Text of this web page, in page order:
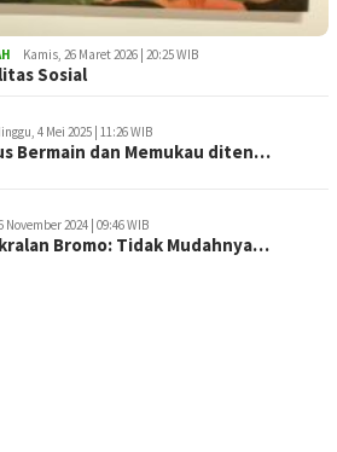
Kamis, 26 Maret 2026 | 20:25 WIB
Sosial
4 Mei 2025 | 11:26 WIB
Bermain dan Memukau diten…
November 2024 | 09:46 WIB
Bromo: Tidak Mudahnya…